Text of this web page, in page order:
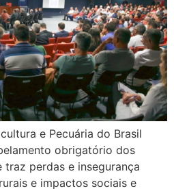
e Pecuária do Brasil
obrigatório dos
perdas e insegurança
e impactos sociais e